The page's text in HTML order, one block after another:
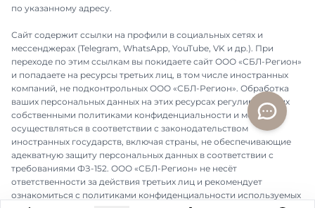
по указанному адресу.
Сайт содержит ссылки на профили в социальных сетях и
мессенджерах (Telegram, WhatsApp, YouTube, VK и др.). При
переходе по этим ссылкам вы покидаете сайт ООО «СБЛ-Регион»
и попадаете на ресурсы третьих лиц, в том числе иностранных
компаний, не подконтрольных ООО «СБЛ-Регион». Обработка
ваших персональных данных на этих ресурсах регулируется их
собственными политиками конфиденциальности и может
осуществляться в соответствии с законодательством
иностранных государств, включая страны, не обеспечивающие
адекватную защиту персональных данных в соответствии с
требованиями ФЗ-152. ООО «СБЛ-Регион» не несёт
ответственности за действия третьих лиц и рекомендует
ознакомиться с политиками конфиденциальности используемых